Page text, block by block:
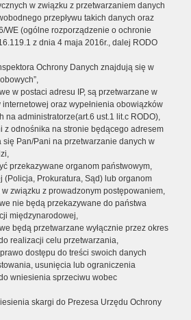
w związku z przetwarzaniem danych
przepływu takich danych oraz
WE (ogólne rozporządzenie o ochronie
z dnia 4 maja 2016r., dalej RODO
Ochrony Danych znajdują się w
w postaci adresu IP, są przetwarzane w
oraz wypełnienia obowiązków
na administratorze(art.6 ust.1 lit.c RODO),
z odnośnika na stronie będącego adresem
Pan/Pani na przetwarzanie danych w
przekazywane organom państwowym,
(Policja, Prokuratura, Sąd) lub organom
związku z prowadzonym postępowaniem,
nie będą przekazywane do państwa
międzynarodowej,
będą przetwarzane wyłącznie przez okres
realizacji celu przetwarzania,
dostępu do treści swoich danych
usunięcia lub ograniczenia
wniesienia sprzeciwu wobec
skargi do Prezesa Urzędu Ochrony